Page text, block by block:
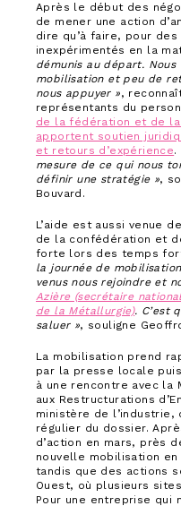
Après le début des
de mener une action
dire qu’à faire, pour
inexpérimentés en la
démunis au départ.
mobilisation et peu de
nous appuyer »,
représentants du
de la fédération et de la
apportent soutien
et retours d’expérience.
mesure de ce qui nous
définir une stratégie »,
Bouvard.
L’aide est aussi venue
de la confédération et
forte lors des temps
la journée de
venus nous rejoindre et
Azière (secrétaire
de la Métallurgie). C’est
saluer », souligne
La mobilisation prend
par la presse locale
à une rencontre avec la
aux Restructurations
ministère de l’industrie,
régulier du dossier.
d’action en mars, près
nouvelle mobilisation en
tandis que des actions
Ouest, où plusieurs
Pour une entreprise qui